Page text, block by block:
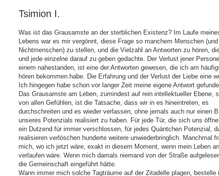
Tsimion I.
Was ist das Grausamste an der sterblichen Existenz? Im Laufe
Lebens war es mir vergönnt, diese Frage so manchem Menschen
Nichtmenschen) zu stellen, und die Vielzahl an Antworten zu hören,
und jede einzelne darauf zu geben gedachte. Der Verlust jener
einem nahestanden, ist eine der Antworten gewesen, die ich am
hören bekommen habe. Die Erfahrung und der Verlust der Liebe eine
Ich hingegen habe schon vor langer Zeit meine eigene Antwort
Das Grausamste am Leben, zumindest auf rein intellektueller Ebene,
von allen Gefühlen, ist die Tatsache, dass wir in es hineintreten, es
durchschreiten und es wieder verlassen, ohne jemals auch nur einen
unseres Potenzials realisiert zu haben. Für jede Tür, die sich uns
ein Dutzend für immer verschlossen, für jedes Quäntchen Potenzial,
realisieren verlöschen hunderte weitere unwiederbringlich. Manchmal
mich, wo ich jetzt wäre, exakt in diesem Moment, wenn mein Leben
verlaufen wäre. Wenn mich damals niemand von der Straße
die Gemeinschaft eingeführt hätte.
Wann immer mich solche Tagträume auf der Zitadelle plagen, bestelle